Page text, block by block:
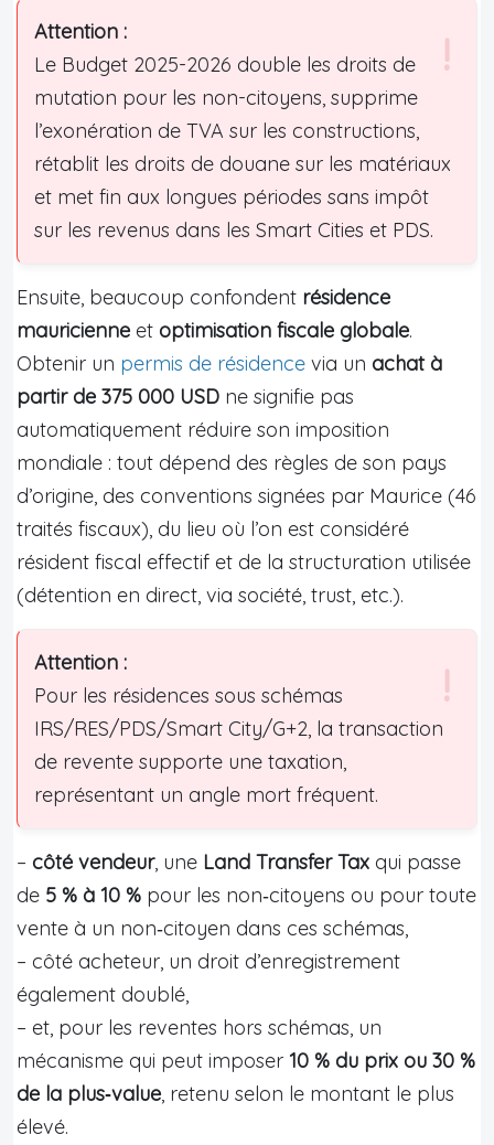
Attention :
Le Budget 2025-2026 double les droits de
mutation pour les non-citoyens, supprime
l’exonération de TVA sur les constructions,
rétablit les droits de douane sur les matériaux
et met fin aux longues périodes sans impôt
sur les revenus dans les Smart Cities et PDS.
Ensuite, beaucoup confondent résidence
mauricienne et optimisation fiscale globale.
Obtenir un permis de résidence via un achat à
partir de 375 000 USD ne signifie pas
automatiquement réduire son imposition
mondiale : tout dépend des règles de son pays
d’origine, des conventions signées par Maurice (46
traités fiscaux), du lieu où l’on est considéré
résident fiscal effectif et de la structuration utilisée
(détention en direct, via société, trust, etc.).
Attention :
Pour les résidences sous schémas
IRS/RES/PDS/Smart City/G+2, la transaction
de revente supporte une taxation,
représentant un angle mort fréquent.
– côté vendeur, une Land Transfer Tax qui passe
de 5 % à 10 % pour les non‑citoyens ou pour toute
vente à un non‑citoyen dans ces schémas,
– côté acheteur, un droit d’enregistrement
également doublé,
– et, pour les reventes hors schémas, un
mécanisme qui peut imposer 10 % du prix ou 30 %
de la plus‑value, retenu selon le montant le plus
élevé.